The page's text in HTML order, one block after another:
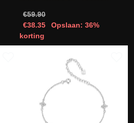
€59.90
€38.35
Opslaan: 36%
korting